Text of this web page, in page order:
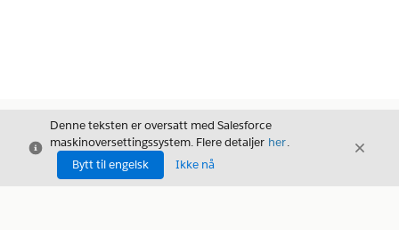
Avslutt
Denne teksten er oversatt med Salesforce
maskinoversettingssystem. Flere detaljer her.
Bytt til engelsk
Ikke nå
Avslutt